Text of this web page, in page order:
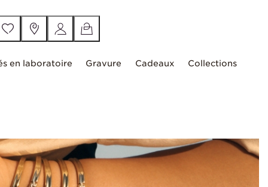
en laboratoire Gravure Cadeaux Collections